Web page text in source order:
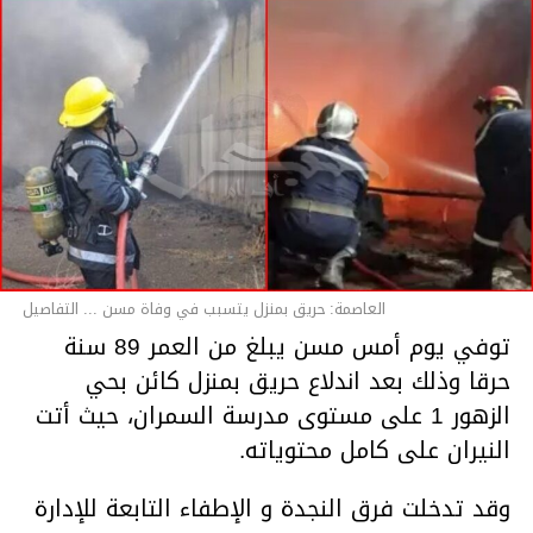
العاصمة: حريق بمنزل يتسبب في وفاة مسن ... التفاصيل
توفي يوم أمس مسن يبلغ من العمر 89 سنة
حرقا وذلك بعد اندلاع حريق بمنزل كائن بحي
الزهور 1 على مستوى مدرسة السمران، حيث أتت
النيران على كامل محتوياته.
وقد تدخلت فرق النجدة و الإطفاء التابعة للإدارة